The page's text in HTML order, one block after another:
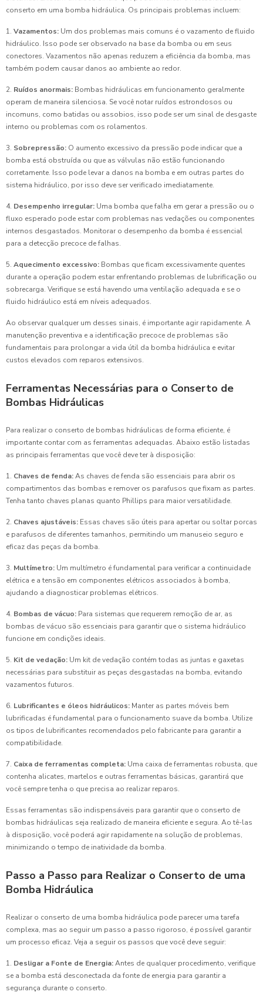
conserto em uma bomba hidráulica. Os principais problemas incluem:
1. Vazamentos: Um dos problemas mais comuns é o vazamento de fluido
hidráulico. Isso pode ser observado na base da bomba ou em seus
conectores. Vazamentos não apenas reduzem a eficiência da bomba, mas
também podem causar danos ao ambiente ao redor.
2. Ruídos anormais: Bombas hidráulicas em funcionamento geralmente
operam de maneira silenciosa. Se você notar ruídos estrondosos ou
incomuns, como batidas ou assobios, isso pode ser um sinal de desgaste
interno ou problemas com os rolamentos.
3. Sobrepressão: O aumento excessivo da pressão pode indicar que a
bomba está obstruída ou que as válvulas não estão funcionando
corretamente. Isso pode levar a danos na bomba e em outras partes do
sistema hidráulico, por isso deve ser verificado imediatamente.
4. Desempenho irregular: Uma bomba que falha em gerar a pressão ou o
fluxo esperado pode estar com problemas nas vedações ou componentes
internos desgastados. Monitorar o desempenho da bomba é essencial
para a detecção precoce de falhas.
5. Aquecimento excessivo: Bombas que ficam excessivamente quentes
durante a operação podem estar enfrentando problemas de lubrificação ou
sobrecarga. Verifique se está havendo uma ventilação adequada e se o
fluido hidráulico está em níveis adequados.
Ao observar qualquer um desses sinais, é importante agir rapidamente. A
manutenção preventiva e a identificação precoce de problemas são
fundamentais para prolongar a vida útil da bomba hidráulica e evitar
custos elevados com reparos extensivos.
Ferramentas Necessárias para o Conserto de
Bombas Hidráulicas
Para realizar o conserto de bombas hidráulicas de forma eficiente, é
importante contar com as ferramentas adequadas. Abaixo estão listadas
as principais ferramentas que você deve ter à disposição:
1. Chaves de fenda:As chaves de fenda são essenciais para abrir os
compartimentos das bombas e remover os parafusos que fixam as partes.
Tenha tanto chaves planas quanto Phillips para maior versatilidade.
2. Chaves ajustáveis: Essas chaves são úteis para apertar ou soltar porcas
e parafusos de diferentes tamanhos, permitindo um manuseio seguro e
eficaz das peças da bomba.
3. Multímetro: Um multímetro é fundamental para verificar a continuidade
elétrica e a tensão em componentes elétricos associados à bomba,
ajudando a diagnosticar problemas elétricos.
4. Bombas de vácuo: Para sistemas que requerem remoção de ar, as
bombas de vácuo são essenciais para garantir que o sistema hidráulico
funcione em condições ideais.
5. Kit de vedação: Um kit de vedação contém todas as juntas e gaxetas
necessárias para substituir as peças desgastadas na bomba, evitando
vazamentos futuros.
6. Lubrificantes e óleos hidráulicos: Manter as partes móveis bem
lubrificadas é fundamental para o funcionamento suave da bomba. Utilize
os tipos de lubrificantes recomendados pelo fabricante para garantir a
compatibilidade.
7. Caixa de ferramentas completa: Uma caixa de ferramentas robusta, que
contenha alicates, martelos e outras ferramentas básicas, garantirá que
você sempre tenha o que precisa ao realizar reparos.
Essas ferramentas são indispensáveis para garantir que o conserto de
bombas hidráulicas seja realizado de maneira eficiente e segura. Ao tê-las
à disposição, você poderá agir rapidamente na solução de problemas,
minimizando o tempo de inatividade da bomba.
Passo a Passo para Realizar o Conserto de uma
Bomba Hidráulica
Realizar o conserto de uma bomba hidráulica pode parecer uma tarefa
complexa, mas ao seguir um passo a passo rigoroso, é possível garantir
um processo eficaz. Veja a seguir os passos que você deve seguir:
1. Desligar a Fonte de Energia:Antes de qualquer procedimento, verifique
se a bomba está desconectada da fonte de energia para garantir a
segurança durante o conserto.